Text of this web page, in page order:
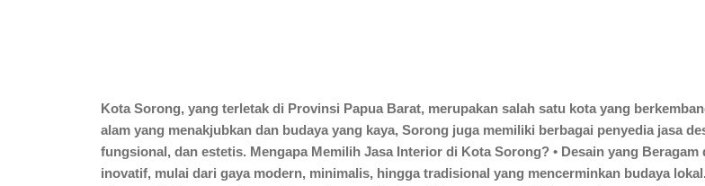
Kota Sorong, yang terletak di Provinsi Papua Barat, merupakan salah satu kota yang
alam yang menakjubkan dan budaya yang kaya, Sorong juga memiliki berbagai penyedia jasa
fungsional, dan estetis. Mengapa Memilih Jasa Interior di Kota Sorong? • Desain yang
inovatif, mulai dari gaya modern, minimalis, hingga tradisional yang mencerminkan budaya